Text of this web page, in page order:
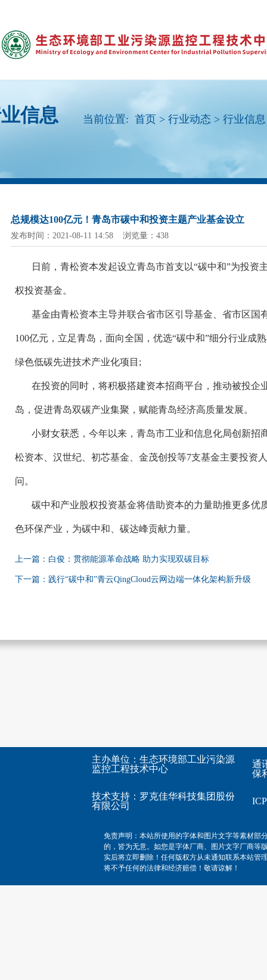
信息 当前位置: 首页 > 行业动态 > 行业信息
总规模达100亿元！青岛市碳中和投资主题产业基金设立
发布时间：2021-08-11 14:58 浏览量：438
日前，青松资本发起设立青岛市首支以“碳中和”为投资
权投资基金。
基金由青松资本主导并联合省市区引导基金、省市区国
100亿元，立足青岛，面向全国，优选“碳中和”细分行业成
绿色低碳先进技术产业化项目;
在投资的同时，将积极搭建资本招商平台，推动被投企
岛，促进青岛双碳产业集聚，赋能青岛经济高质量发展。
小财女获悉，今年以来，青岛市工业和信息化局创新招
松资本、汉世纪、初芯基金、金茂创投等7支基金主要投资
问。
碳中和产业股权投资基金将借助资本的力量助推更多优
色环保产业，为碳中和、碳达峰贡献力量。
上一篇：白俊：贯彻能源革命战略 助力实现双碳目标
下一篇：践行“碳中和”青云QingCloud云网边端一体化架构新升级
主办单位：生态环境部工业污染源
监控工程技术中心
技术支持： 罗克佳华科技集团股份
有限公司
通
保
免责声明：本站所使用的字体和图片文字等素材部
的，皆为无意。如您是字体厂商、图片文字厂商等
实后将立即删除！任何版权方从未通知联系本站管
将不予任何的法律和经济赔偿！敬请谅解！